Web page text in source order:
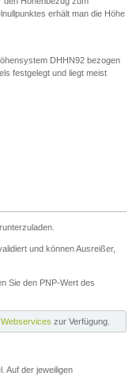
erhält man die Höhe
DHHN92 bezogen
festgelegt und liegt meist
und können Ausreißer,
Sie den PNP-Wert des
zur Verfügung.
Auf der jeweiligen